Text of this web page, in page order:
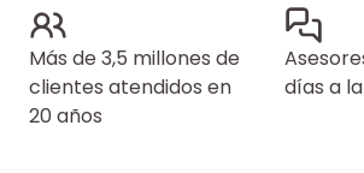
Más de 3,5 millones de
clientes atendidos en
20 años
días a